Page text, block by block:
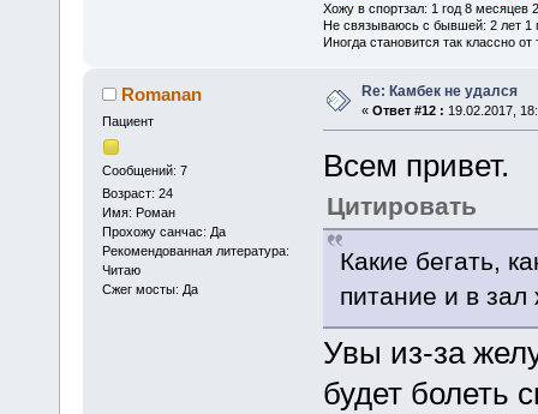
Хожу в спортзал: 1 год 8 месяцев
Не связываюсь с бывшей: 2 лет 1
Иногда становится так классно
Romanan
Пациент
Сообщений: 7
Возраст: 24
Имя: Роман
Прохожу санчас: Да
Рекомендованная литература:
Читаю
Сжег мосты: Да
Re: Камбек не удался
« Ответ #12 : 19.02.2017,
Всем привет.
Цитировать
Какие бегать,
питание и в
Увы из-за
будет болеть